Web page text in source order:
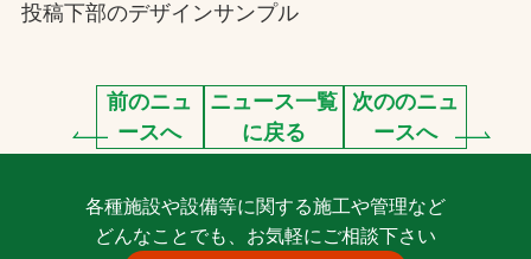
お取引先の皆様へ
ソーシャルメディアポリシー
投稿下部のデザインサンプル
前のニュ
ースへ
ニュース一覧
に戻る
次ののニュ
ースへ
各種施設や設備等に関する施工や管理など
どんなことでも、お気軽にご相談下さい